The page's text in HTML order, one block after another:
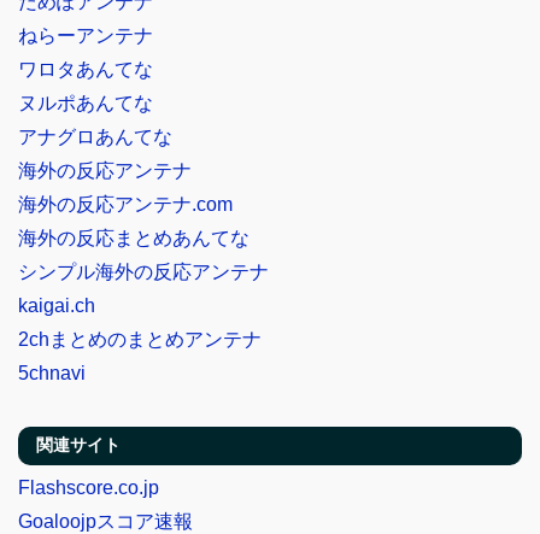
ねらーアンテナ
ワロタあんてな
ヌルポあんてな
アナグロあんてな
海外の反応アンテナ
海外の反応アンテナ.com
海外の反応まとめあんてな
シンプル海外の反応アンテナ
kaigai.ch
2chまとめのまとめアンテナ
5chnavi
関連サイト
Flashscore.co.jp
Goaloojpスコア速報